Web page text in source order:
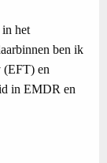
het
ben ik
(EFT) en
in EMDR en